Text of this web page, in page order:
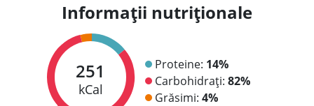
Informații nutriționale
251
kCal
Proteine: 14%
Carbohidrați: 82%
Grăsimi: 4%